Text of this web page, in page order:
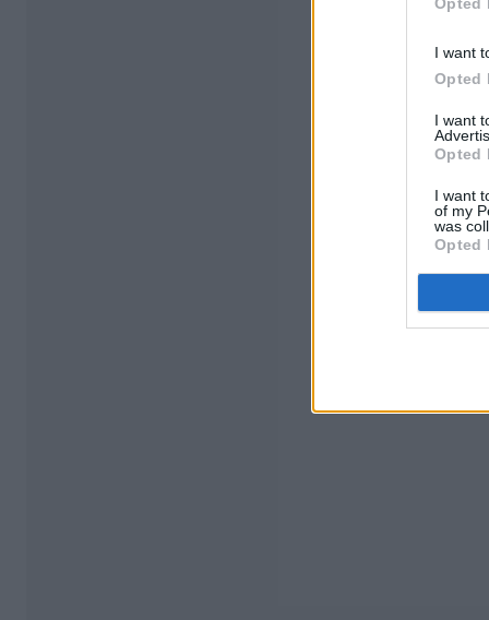
I want
Opted
I want
Opted
I want
of my
was
Opted